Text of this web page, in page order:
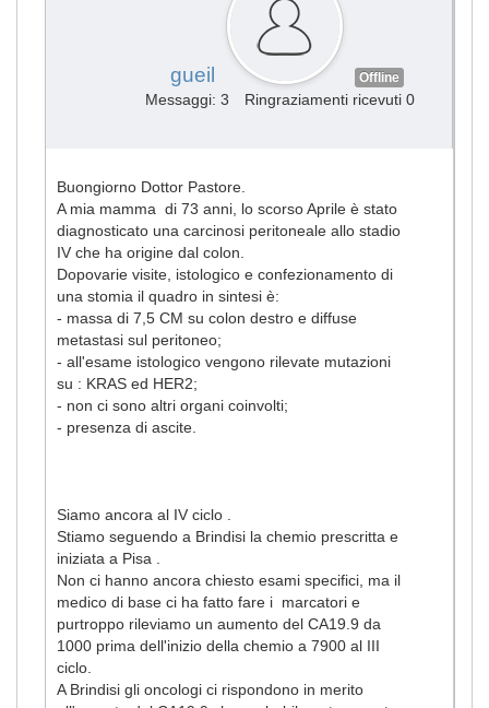
gueil Offline
Messaggi: 3 Ringraziamenti ricevuti 0
Buongiorno Dottor Pastore.
A mia mamma di 73 anni, lo scorso Aprile è stato
diagnosticato una carcinosi peritoneale allo stadio
IV che ha origine dal colon.
Dopovarie visite, istologico e confezionamento di
una stomia il quadro in sintesi è:
- massa di 7,5 CM su colon destro e diffuse
metastasi sul peritoneo;
- all'esame istologico vengono rilevate mutazioni
su : KRAS ed HER2;
- non ci sono altri organi coinvolti;
- presenza di ascite.
Siamo ancora al IV ciclo .
Stiamo seguendo a Brindisi la chemio prescritta e
iniziata a Pisa .
Non ci hanno ancora chiesto esami specifici, ma il
medico di base ci ha fatto fare i marcatori e
purtroppo rileviamo un aumento del CA19.9 da
1000 prima dell'inizio della chemio a 7900 al III
ciclo.
A Brindisi gli oncologi ci rispondono in merito